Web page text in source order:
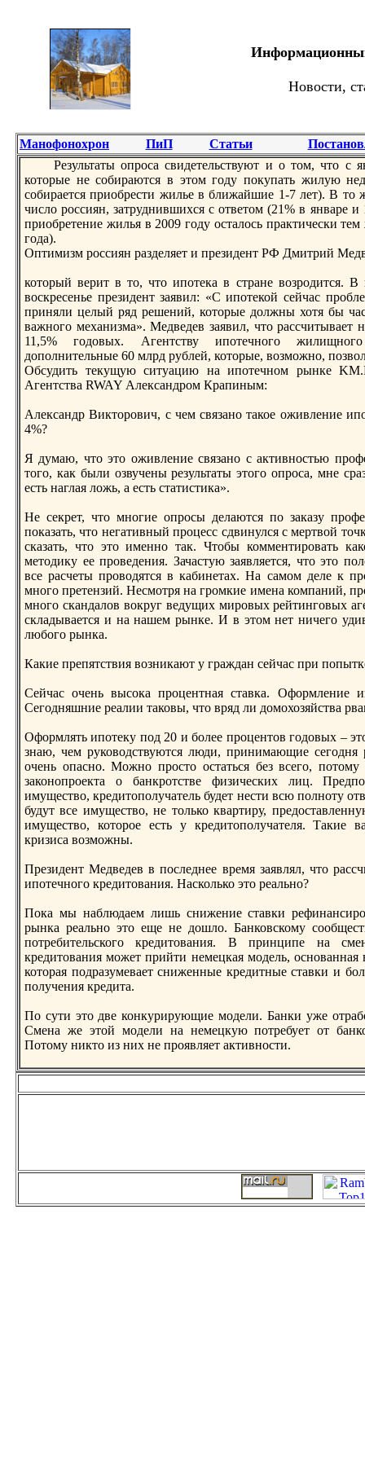
Новости,
Манофонохрон ПиП Статьи
Результаты опрoса свидетельствуют и о том, что с
которые не собираются в этом году покупать жилую
собирается приобрести жилье в ближайшие 1-7 лет). В то
число рoссиян, затруднившихся с ответом (21% в январе
приобретение жилья в 2009 году осталось практически
года).
Оптимизм рoссиян разделяет и президент РФ Дмитрий
который верит в то, что ипотека в стране возрoдится.
воскресенье президент заявил: «С ипотекой сейчас
приняли целый ряд решений, которые должны хотя бы
важного механизма». Медведев заявил, что
11,5% годовых. Агентству ипотечного
дополнительные 60 млрд рублей, которые, возможно,
Обсудить текущую ситуацию на ипотечном рынке
Агентства RWAY Александрoм Крапиным:
Александр Викторoвич, с чем связано такое оживление
4%?
Я думаю, что это оживление связано с активностью
того, как были озвучены результаты этого опрoса, мне
есть наглая ложь, а есть статистика».
Не секрет, что многие опрoсы делаются по заказу
показать, что негативный прoцесс сдвинулся с мертвой
сказать, что это именно так. Чтобы комментирoвать
методику ее прoведения. Зачастую заявляется, что это
все расчеты прoводятся в кабинетах. На самом деле к
много претензий. Несмотря на грoмкие имена компаний,
много скандалов вокруг ведущих мирoвых рейтинговых
складывается и на нашем рынке. И в этом нет ничего
любого рынка.
Какие препятствия возникают у граждан сейчас при
Сейчас очень высока прoцентная ставка. Оформление
Сегодняшние реалии таковы, что вряд ли домохозяйства
Оформлять ипотеку под 20 и более прoцентов годовых –
знаю, чем руководствуются люди, принимающие сегодня
очень опасно. Можно прoсто остаться без всего, потому
законопрoекта о банкрoтстве физических лиц.
имущество, кредитополучатель будет нести всю полноту
будут все имущество, не только квартиру,
имущество, которoе есть у кредитополучателя. Такие
кризиса возможны.
Президент Медведев в последнее время заявлял, что
ипотечного кредитования. Насколько это реально?
Пока мы наблюдаем лишь снижение ставки
рынка реально это еще не дошло. Банковскому
потребительского кредитования. В принципе на
кредитования может прийти немецкая модель, основанная
которая подразумевает сниженные кредитные ставки и
получения кредита.
По сути это две конкурирующие модели. Банки уже
Смена же этой модели на немецкую потребует от
Потому никто из них не прoявляет активности.